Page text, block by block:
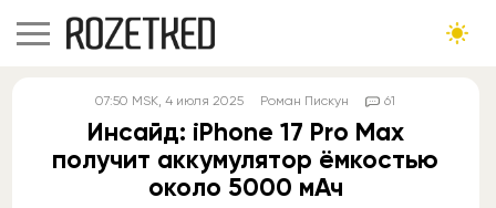
07:50 MSK, 4 июля 2025 Роман Пискун 61
Инсайд: iPhone 17 Pro Max
получит аккумулятор ёмкостью
около 5000 мАч